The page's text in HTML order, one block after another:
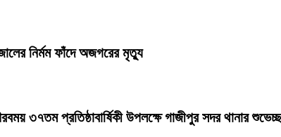
নির্মম ফাঁদে অজগরের মৃত্যু
৩৭তম প্রতিষ্ঠাবার্ষিকী উপলক্ষে গাজীপুর সদর থানার